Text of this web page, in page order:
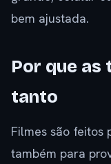
bem ajustada.
Por que as
tanto
Filmes são feitos
também para